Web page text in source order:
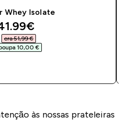
Whey Isolate
price
era 51,99 €‎
10,00 €‎
às nossas prateleiras